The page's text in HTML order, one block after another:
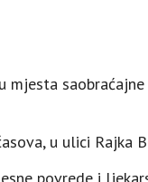
u ulici Rajka
povrede i